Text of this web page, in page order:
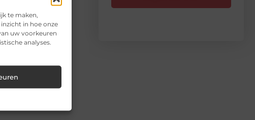
te maken,
in hoe onze
uw voorkeuren
analyses.
▼